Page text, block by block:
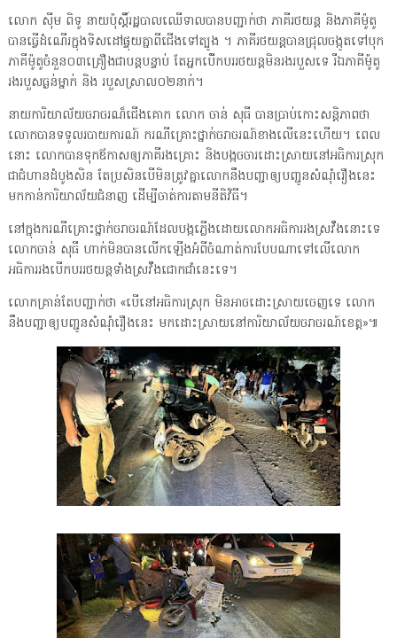
លោក ស៊ី​ម ពិ​ទូ នាយ​ប៉ុ​ស្តិ៍​រដ្ឋបាលឈើទាលបាន​បញ្ជាក់​ថា ភាគី​រថយន្ត និងភាគី​ម៉ូតូ
បាន​ធ្វើ​ដំណើរ​ក្នុង​ទិស​ដៅ​ផ្ទុយ​គ្នា​ពី​ជើង​ទៅ​ត្បូង​ ។ ភាគី​រថយន្ត​បាន​ជ្រុល​ចង្កូត​ទៅ​បុក​
ភាគី​ម៉ូតូ​ចំនួន​០៣​គ្រឿង​ជា​បន្តបន្ទាប់ តែ​អ្នកបើ់កបរ​រថយន្ត​មិន​រង​របួស​ទេ រីឯ​ភាគី​ម៉ូតូ​
រង​របួសធ្ងន់​ម្នាក់ និង របួសស្រាល​០២​នាក់​។
នាយការិយាល័យ​ចរាចរ​ណ៏​ជើង​គោក លោក ចាន់ សុធី បាន​ប្រាប់​កោះសន្តិភាព​ថា
លោក​បាន​ទ​ទូល​របាយ​ការ​ណ៍ ​ករណី​គ្រោះថ្នាក់​ចរាចរ​ណ៍ខាងលើ​នេះ​ហើយ​។ ពេល​
នោះ ​លោក​បាន​ទុក​ឪ​កាស​ឲ្យ​ភាគី​រង​គ្រោះ និងបង្ក​ច​ចារ​ដោះស្រាយ​នៅ​អធិការ​ស្រុក​
ជា​ជំហានដំបូង​សិន តែ​ប្រសិនបើ​មិន​ត្រូវ​គ្នា​លោក​នឹង​បញ្ជា​ឲ្យ​បញ្ជូន​សំណុំរឿង​នេះ
មក​កាន់​ការិយាល័យ​ជំនាញ ដើម្បី​ចាត់ការ​តាម​នីតិវិធី​។
នៅ​ក្នុង​ករណី​គ្រោះថ្នាក់​ចរាចរ​ណ៍​ដែល​បង្ក​ភ្លើង​ដោយ​លោក​អធិការរង​ស្រវឹង​នោះ​ទេ
លោក​ចាន់ សុធី ហាក់​មិន​បាន​លើក​ឡើង​អំពី​ចំណាត់ការ​បែប​ណា​ទៅ​លើ​លោក​
អធិការរង​បើកបរ​រថយន្ត​ទាំង​ស្រវឹង​ជោកជាំ​នេះ​ទេ​។
​លោក​គ្រាន់តែ​បញ្ជាក់​ថា «​បើ​នៅ​អធិការ​ស្រុក មិន​អាច​ដោះស្រាយ​ចេញ​ទេ លោក​
នឹង​បញ្ជា​ឲ្យ​បញ្ជូន​សំណុំរឿង​នេះ មក​ដោះស្រាយ​នៅ​ការិយាល័យ​ចរាចរ​ណ៍​ខេត្ត​»៕